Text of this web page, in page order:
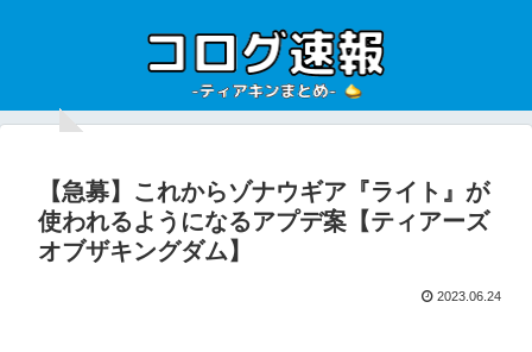
【急募】これからゾナウギア『ライト』が
使われるようになるアプデ案【ティアーズ
オブザキングダム】
2023.06.24